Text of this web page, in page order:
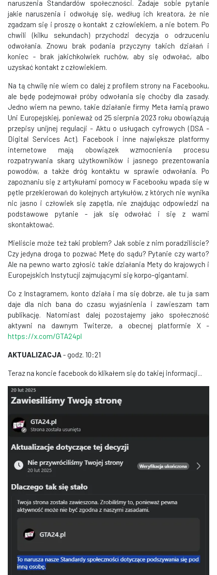
naruszenia Standardów społeczności. Zadaje sobie pytanie
jakie naruszenia i odwołuję się, według ich kreatora, że nie
zgadzam się i proszę o kontakt z człowiekiem, a nie botem. Po
chwili (kilku sekundach) przychodzi decyzja o odrzuceniu
odwołania. Znowu brak podania przyczyny takich działań i
koniec - brak jakichkolwiek ruchów, aby się odwołać, albo
uzyskać kontakt z człowiekiem.
Na tą chwilę nie wiem co dalej z profilem strony na Facebooku,
ale będę podejmował próby odwołania się choćby dla zasady.
Jedno wiem na pewno, takie działanie firmy Meta łamią prawo
Uni Europejskiej, ponieważ od 25 sierpnia 2023 roku obowiązują
przepisy unijnej regulacji - Aktu o usługach cyfrowych (DSA -
Digital Services Act). Facebook i inne największe platformy
internetowe mają obowiązek wzmocnienia procesu
rozpatrywania skarg użytkowników i jasnego prezentowania
powodów, a także dróg kontaktu w sprawie odwołania. Po
zapoznaniu się z artykułami pomocy w Facebooku wpada się w
pętle przekierowań do kolejnych artykułów, z których nie wynika
nic jasno i człowiek się zapętla, nie znajdując odpowiedzi na
podstawowe pytanie - jak się odwołać i się z wami
skontaktować.
Mieliście może też taki problem? Jak sobie z nim poradziliście?
Czy jedyna droga to pozwać Metę do sądu? Pytanie czy warto?
Ale na pewno warto zgłosić takie działania Mety do krajowych i
Europejskich Instytucji zajmującymi się korpo-gigantami.
Co z Instagramem, konto działa i ma się dobrze, ale tu ja sam
daje dla nich bana do czasu wyjaśnienia i zawieszam tam
publikację. Natomiast dalej pozostajemy jako społeczność
aktywni na dawnym Twiterze, a obecnej platformie X -
https://x.com/GTA24pl
AKTUALIZACJA- godz. 10:21
Teraz na koncie facebook do klikałem się do takiej informacji...